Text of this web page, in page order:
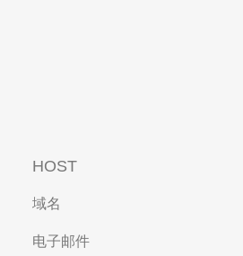
HOST
域名
电子邮件